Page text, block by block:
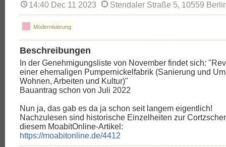
14:40 Dec 11 2023 Stendaler Straße 5, 10559
Modernisierung
Beschreibungen
In der Genehmigungsliste von November findet sich:
einer ehemaligen Pumpernickelfabrik (Sanierung und
Wohnen, Arbeiten und Kultur)"
Bauantrag schon von Juli 2022
Nun ja, das gab es da ja schon seit langem eigentlich!
Nachzulesen sind historische Einzelheiten zur
diesem MoabitOnline-Artikel:
https://moabitonline.de/4412